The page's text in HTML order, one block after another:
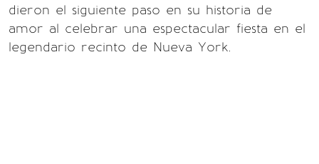
dieron el siguiente paso en su historia de
amor al celebrar una espectacular fiesta en el
legendario recinto de Nueva York.